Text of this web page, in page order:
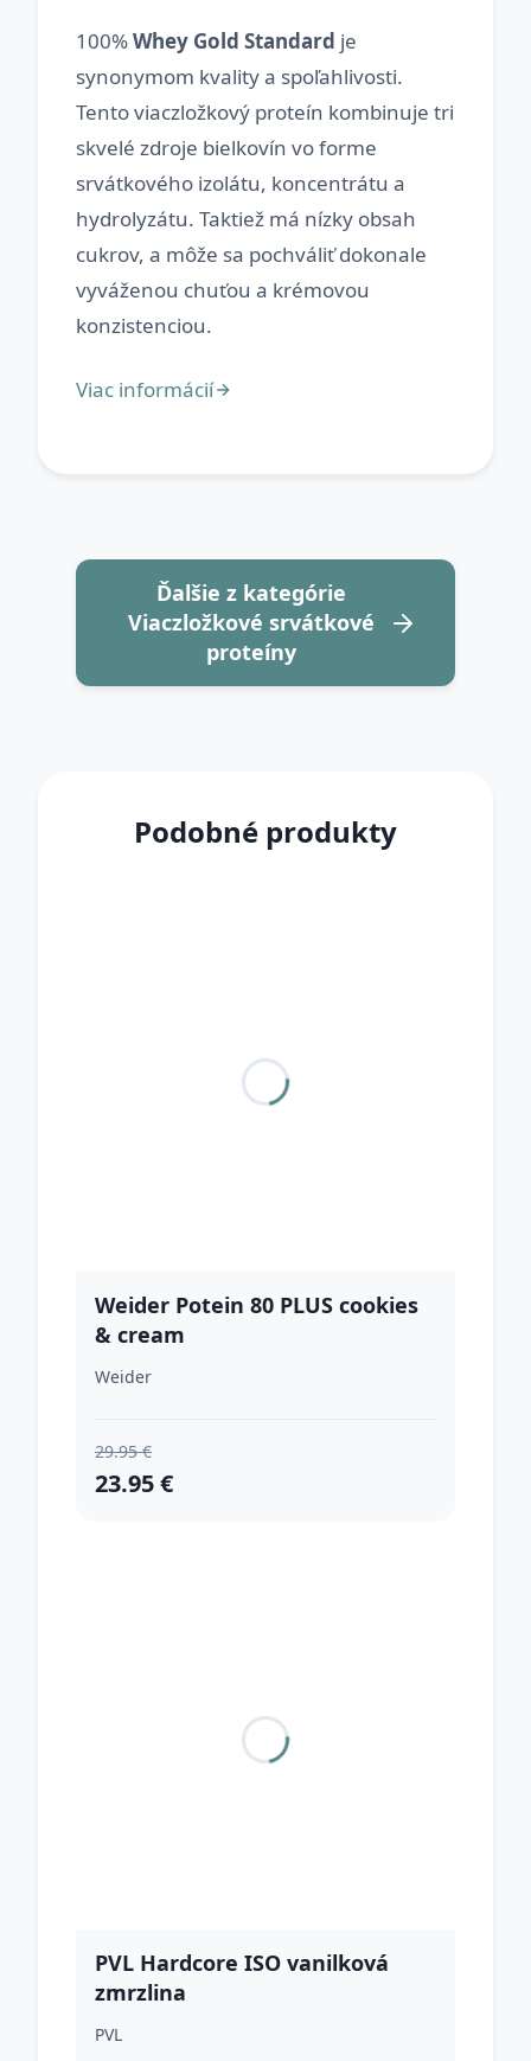
100%Whey Gold Standard je
synonymom kvality a spoľahlivosti.
Tento viaczložkový proteín kombinuje tri
skvelé zdroje bielkovín vo forme
srvátkového izolátu, koncentrátu a
hydrolyzátu. Taktiež má nízky obsah
cukrov, a môže sa pochváliť dokonale
vyváženou chuťou a krémovou
Ďalšie z kategórie
Viaczložkové srvátkové
proteíny
Podobné produkty
Weider Potein 80 PLUS cookies
& cream
Weider
29.95 €
23.95 €
PVL Hardcore ISO vanilková
zmrzlina
PVL